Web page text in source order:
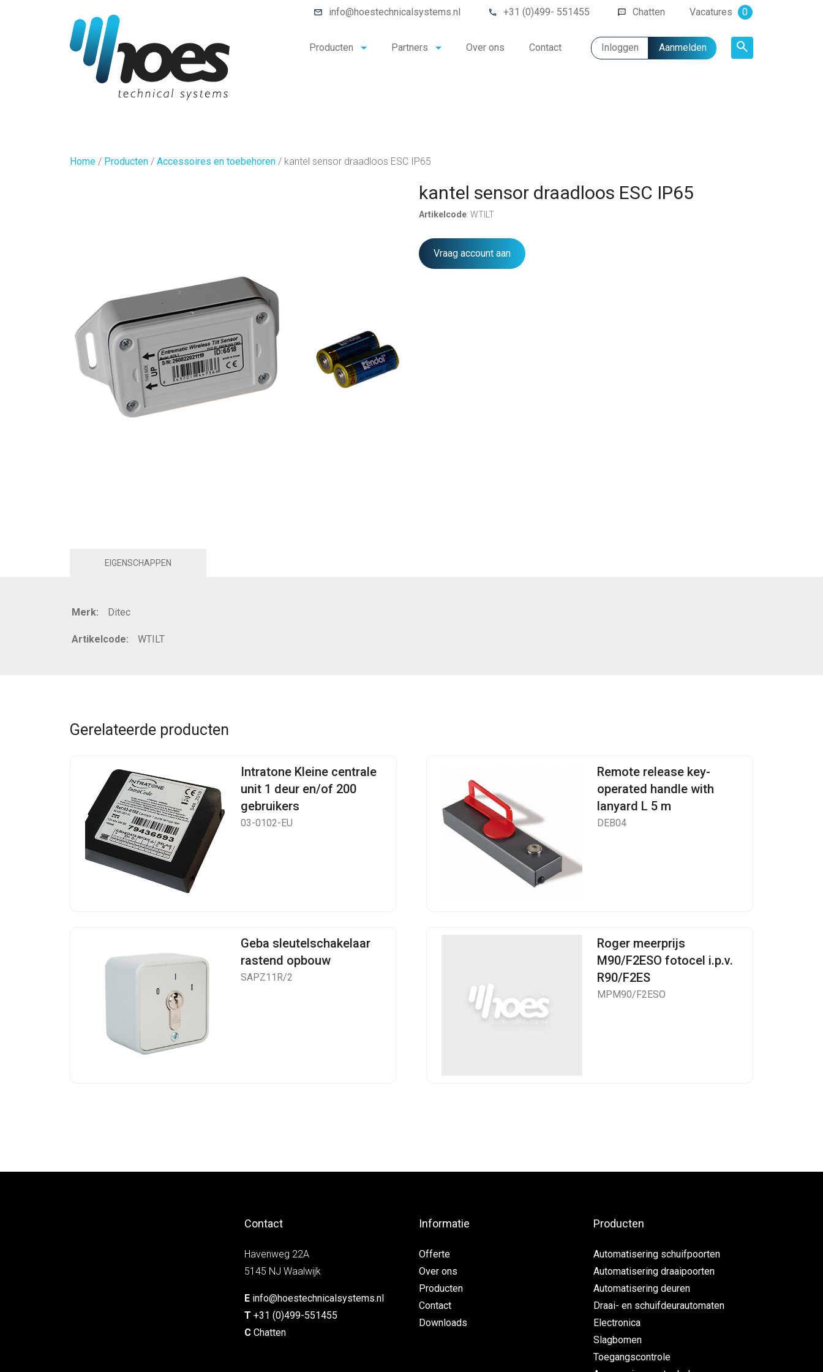
info@hoestechnicalsystems.nl +31 (0)499- 551455 Chatten Vacatures 0
Producten Partners Over ons Contact Inloggen Aanmelden
Home / Producten / Accessoires en toebehoren / kantel sensor draadloos ESC IP65
kantel sensor draadloos ESC IP65
Artikelcode: WTILT
Vraag account aan
EIGENSCHAPPEN
Merk: Ditec
Artikelcode: WTILT
Gerelateerde producten
Intratone Kleine centrale
unit 1 deur en/of 200
gebruikers
03-0102-EU
Remote release key-
operated handle with
lanyard L 5 m
DEB04
Geba sleutelschakelaar
rastend opbouw
SAPZ11R/2
Roger meerprijs
M90/F2ESO fotocel i.p.v.
R90/F2ES
MPM90/F2ESO
Contact
Havenweg 22A
5145 NJ Waalwijk
E info@hoestechnicalsystems.nl
T +31 (0)499-551455
C Chatten
Informatie
Offerte
Over ons
Producten
Contact
Downloads
Producten
Automatisering schuifpoorten
Automatisering draaipoorten
Automatisering deuren
Draai- en schuifdeurautomaten
Electronica
Slagbomen
Toegangscontrole